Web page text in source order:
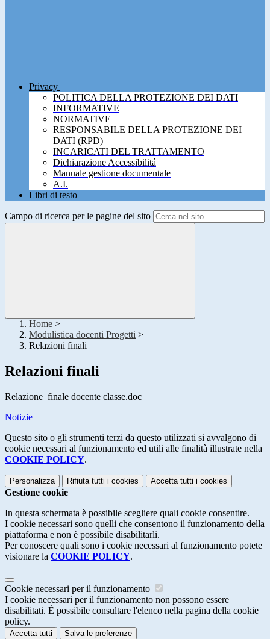
Privacy
POLITICA DELLA PROTEZIONE DEI DATI
INFORMATIVE
NORMATIVE
RESPONSABILE DELLA PROTEZIONE DEI
DATI (RPD)
INCARICATI DEL TRATTAMENTO
Dichiarazione Accessibilitá
Manuale gestione documentale
A.I.
Libri di testo
Campo di ricerca per le pagine del sito
Home >
Modulistica docenti Progetti >
Relazioni finali
Relazioni finali
Relazione_finale docente classe.doc
Notizie
Questo sito o gli strumenti terzi da questo utilizzati si avvalgono di
cookie necessari al funzionamento ed utili alle finalità illustrate nella
COOKIE POLICY.
Personalizza Rifiuta tutti i cookies Accetta tutti i cookies
Gestione cookie
In questa schermata è possibile scegliere quali cookie consentire.
I cookie necessari sono quelli che consentono il funzionamento della
piattaforma e non è possibile disabilitarli.
Per conoscere quali sono i cookie necessari al funzionamento potete
visionare la COOKIE POLICY.
Cookie necessari per il funzionamento
I cookie necessari per il funzionamento non possono essere
disabilitati. È possibile consultare l'elenco nella pagina della cookie
policy.
Accetta tutti Salva le preferenze